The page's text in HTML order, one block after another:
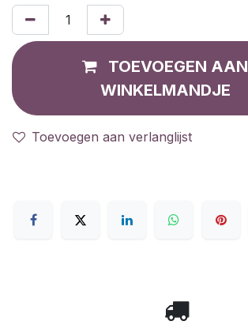
TOEVOEGEN AAN
WINKELMANDJE
Toevoegen aan verlanglijst